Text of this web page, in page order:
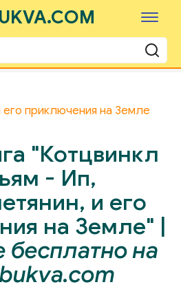
его приключения на Земле
"Котцвинкл
- Ип,
и его
на Земле" |
на